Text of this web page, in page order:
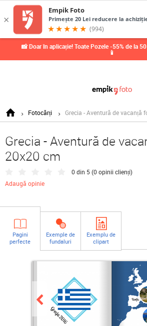
📸 Doar în aplicație! Toate Pozele -55% de la
📱
Fotocărți Grecia - Aventură de vacanță
Grecia - Aventură de
20x20 cm
0 din 5 (0 opinii clienți)
Adaugă opinie
Pagini
perfecte
Exemple de
fundaluri
Exemplu de
clipart